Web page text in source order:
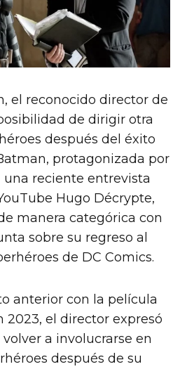
el reconocido director de
de dirigir otra
después del éxito
protagonizada por
una reciente entrevista
Hugo Décrypte,
manera categórica con
sobre su regreso al
de DC Comics.
anterior con la película
2023, el director expresó
a involucrarse en
después de su